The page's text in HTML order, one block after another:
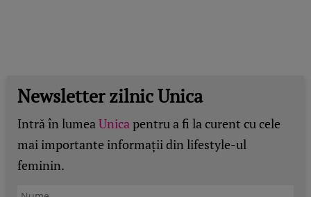
Newsletter zilnic Unica
Intră în lumeaUnicapentru a fi la curent cu cele
mai importante informații din lifestyle-ul
feminin.